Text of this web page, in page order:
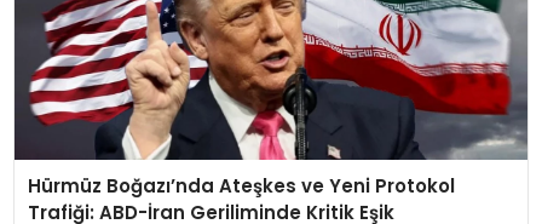
Hürmüz Boğazı’nda Ateşkes ve Yeni Protokol
Trafiği: ABD-İran Geriliminde Kritik Eşik